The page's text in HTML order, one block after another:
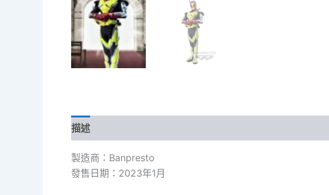
描述
製造商：Banpresto
發售日期：2023年1月